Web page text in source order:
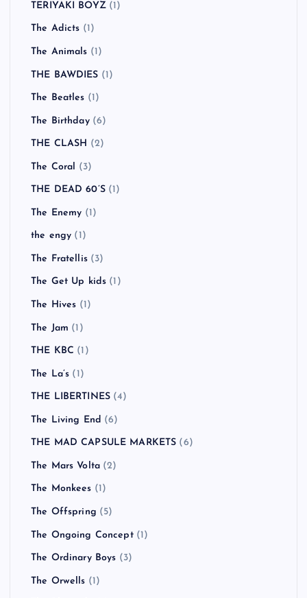
TERIYAKI BOYZ(1)
The Adicts (1)
The Animals (1)
THE BAWDIES (1)
The Beatles (1)
The Birthday(6)
THE CLASH (2)
The Coral (3)
THE DEAD 60’S(1)
The Enemy (1)
the engy (1)
The Fratellis(3)
The Get Up kids (1)
The Hives (1)
The Jam (1)
THE KBC (1)
The La’s (1)
THE LIBERTINES (4)
The Living End (6)
THE MAD CAPSULE MARKETS (6)
The Mars Volta (2)
The Monkees (1)
The Offspring (5)
The Ongoing Concept(1)
The Ordinary Boys (3)
The Orwells (1)